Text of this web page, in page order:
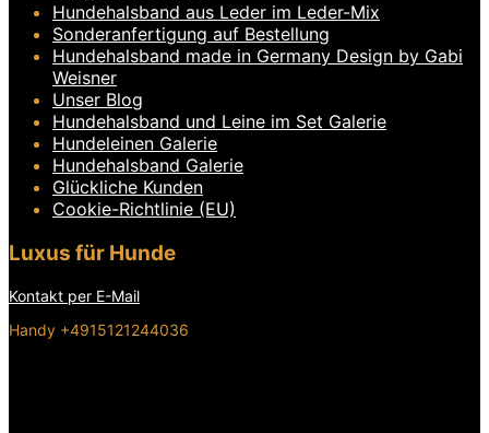
Hundehalsband aus Leder im Leder-Mix
Sonderanfertigung auf Bestellung
Hundehalsband made in Germany Design by Gabi
Weisner
Unser Blog
Hundehalsband und Leine im Set Galerie
Hundeleinen Galerie
Hundehalsband Galerie
Glückliche Kunden
Cookie-Richtlinie (EU)
Luxus für Hunde
Kontakt per E-Mail
Handy +4915121244036